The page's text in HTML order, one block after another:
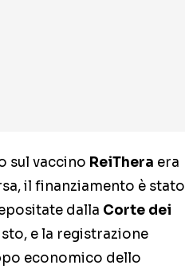
sul vaccino ReiThera era
il finanziamento è stato
dalla Corte dei
e la registrazione
economico dello